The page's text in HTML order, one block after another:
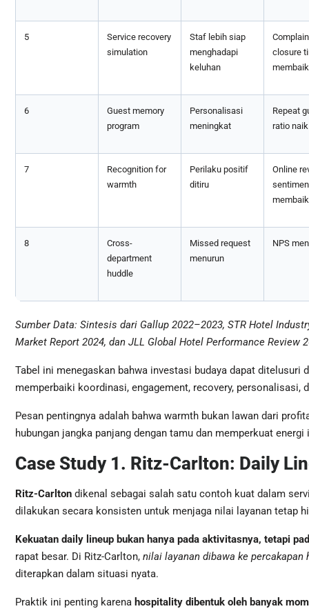
5
Service recovery
simulation
Staf lebih siap
menghadapi
keluhan
closure
membaik
6
Guest memory
program
Personalisasi
meningkat
Repeat
ratio naik
7
Recognition for
warmth
Perilaku positif
ditiru
Online
membaik
8
Cross-
department
huddle
Missed request
menurun
NPS
Sumber Data: Sintesis dari Gallup 2022–2023, STR Hotel
Market Report 2024, dan JLL Global Hotel Performance Review
Tabel ini menegaskan bahwa investasi budaya dapat
memperbaiki koordinasi, engagement, recovery, personalisasi,
Pesan pentingnya adalah bahwa warmth bukan lawan dari
hubungan jangka panjang dengan tamu dan memperkuat energi
Case Study 1. Ritz-Carlton: Daily
Ritz-Carltondikenal sebagai salah satu contoh kuat dalam
dilakukan secara konsisten untuk menjaga nilai layanan tetap
Kekuatan daily lineup bukan hanya pada aktivitasnya, tetapi
rapat besar. Di Ritz-Carlton, nilai layanan dibawa ke percakapan
diterapkan dalam situasi nyata.
Praktik ini penting karena hospitality dibentuk oleh banyak